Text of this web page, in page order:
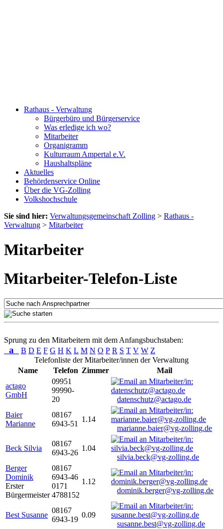
Rathaus - Verwaltung
Bürgerbüro und Bürgerservice
Was erledige ich wo?
Mitarbeiter
Organigramm
Kulturraum Ampertal e.V.
Haushaltspläne
Aktuelles
Behördenservice Online
Über die VG-Zolling
Volkshochschule
Sie sind hier: Verwaltungsgemeinschaft Zolling > Rathaus -
Verwaltung > Mitarbeiter
Mitarbeiter
Mitarbeiter-Telefon-Liste
Sprung zu den Mitarbeitern mit dem Anfangsbuchstaben:
a B D E F G H K L M N O P R S T V W Z
Telefonliste der Mitarbeiter/innen der Verwaltung
Name
Telefon Zimmer
Mail
actago
GmbH
09951
99990-
20
datenschutz@actago.de
Baier
Marianne
08167
6943-51
1.14
marianne.baier@vg-zolling.de
Beck Silvia
08167
6943-26
1.04
silvia.beck@vg-zolling.de
Berger
Dominik
Erster
Bürgermeister
08167
6943-46
0171
4788152
1.12
dominik.berger@vg-zolling.de
Best Susanne
08167
6943-19
0.09
susanne.best@vg-zolling.de